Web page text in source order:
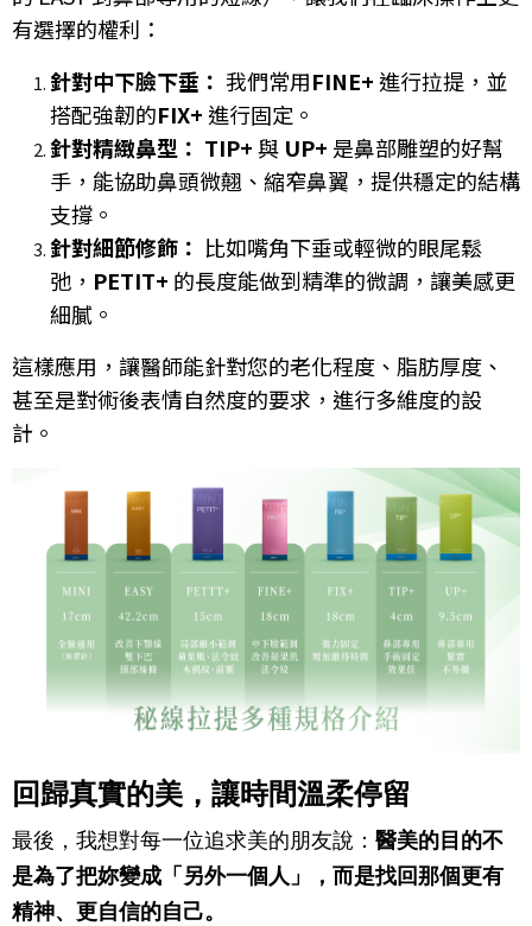
有選擇的權利：
針對中下臉下垂： 我們常用FINE+ 進行拉提，並
搭配強韌的FIX+ 進行固定。
針對精緻鼻型： TIP+與 UP+ 是鼻部雕塑的好幫
手，能協助鼻頭微翹、縮窄鼻翼，提供穩定的結構
支撐。
針對細節修飾： 比如嘴角下垂或輕微的眼尾鬆
弛， PETIT+ 的長度能做到精準的微調，讓美感更
細膩。
這樣應用，讓醫師能針對您的老化程度、脂肪厚度、
甚至是對術後表情自然度的要求，進行多維度的設
計。
回歸真實的美，讓時間溫柔停留
最後，我想對每一位追求美的朋友說： 醫美的目的不
是為了把妳變成「另外一個人」，而是找回那個更有
精神、更自信的自己。